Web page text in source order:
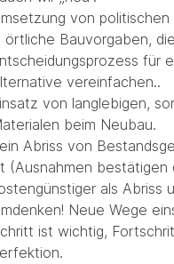
von
örtliche Bauvorgaben,
für
vereinfachen..
von langlebigen,
beim Neubau.
Abriss von
(Ausnahmen bestätigen
als Abriss
Neue Wege
ist wichtig,